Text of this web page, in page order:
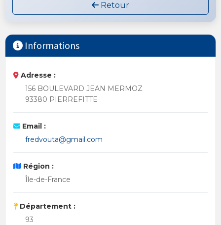
Retour
Informations
Adresse :
156 BOULEVARD JEAN MERMOZ
93380 PIERREFITTE
Email :
fredvouta@gmail.com
Région :
Île-de-France
Département :
93